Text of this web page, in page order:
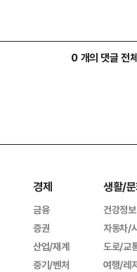
0 개의 댓글 전
경제
금융
증권
산업/재계
중기/벤처
생활/
건강정보
자동차/
도로/교
여행/레